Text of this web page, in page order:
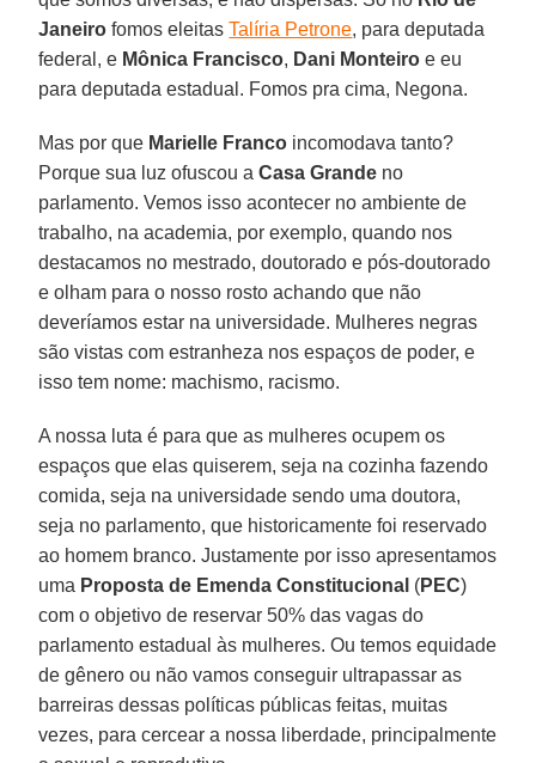
Janeiro fomos eleitasTalíria Petrone, para deputada
federal, e Mônica Francisco, Dani Monteiro e eu
para deputada estadual. Fomos pra cima, Negona.
Mas por que Marielle Franco incomodava tanto?
Porque sua luz ofuscou aCasa Grande no
parlamento. Vemos isso acontecer no ambiente de
trabalho, na academia, por exemplo, quando nos
destacamos no mestrado, doutorado e pós-doutorado
e olham para o nosso rosto achando que não
deveríamos estar na universidade. Mulheres negras
são vistas com estranheza nos espaços de poder, e
isso tem nome: machismo, racismo.
A nossa luta é para que as mulheres ocupem os
espaços que elas quiserem, seja na cozinha fazendo
comida, seja na universidade sendo uma doutora,
seja no parlamento, que historicamente foi reservado
ao homem branco. Justamente por isso apresentamos
uma Proposta de Emenda Constitucional (PEC)
com o objetivo de reservar 50% das vagas do
parlamento estadual às mulheres. Ou temos equidade
de gênero ou não vamos conseguir ultrapassar as
barreiras dessas políticas públicas feitas, muitas
vezes, para cercear a nossa liberdade, principalmente